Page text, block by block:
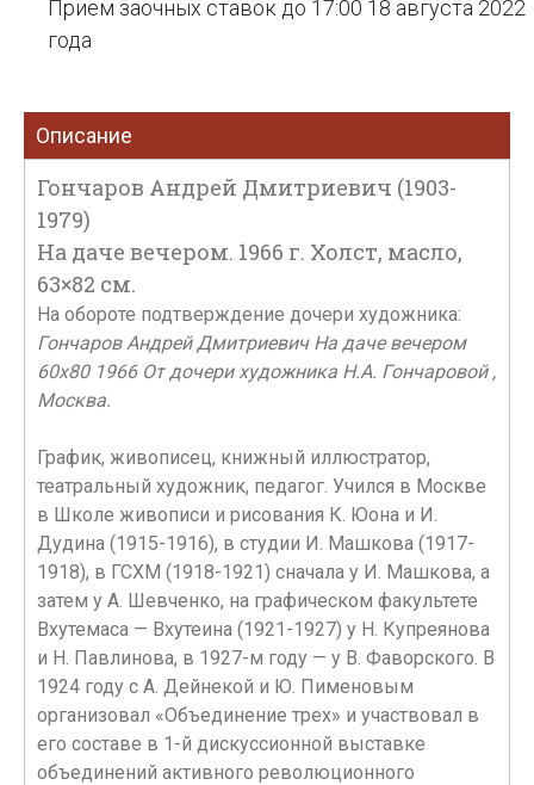
Прием заочных ставок до 17:00 18 августа 2022
года
Описание
Гончаров Андрей Дмитриевич (1903-
1979)
На даче вечером. 1966 г. Холст, масло,
63×82 см.
На обороте подтверждение дочери художника:
Гончаров Андрей Дмитриевич На даче вечером
60х80 1966 От дочери художника Н.А. Гончаровой ,
Москва.
График, живописец, книжный иллюстратор,
театральный художник, педагог. Учился в Москве
в Школе живописи и рисования К. Юона и И.
Дудина (1915-1916), в студии И. Машкова (1917-
1918), в ГСХМ (1918-1921) сначала у И. Машкова, а
затем у А. Шевченко, на графическом факультете
Вхутемаса — Вхутеина (1921-1927) у Н. Купреянова
и Н. Павлинова, в 1927-м году — у В. Фаворского. В
1924 году с А. Дейнекой и Ю. Пименовым
организовал «Объединение трех» и участвовал в
его составе в 1-й дискуссионной выставке
объединений активного революционного